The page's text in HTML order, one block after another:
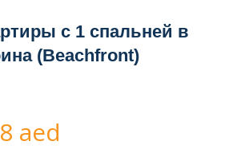
с 1 спальней в
(Beachfront)
aed